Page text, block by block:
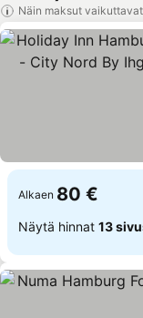
Näin maksut
Alkaen 80 €
Näytä hinnat 13